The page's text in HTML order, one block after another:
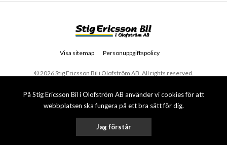
På Stig Ericsson Bil i Olofström AB använder vi cookies för att
webbplatsen ska fungera på ett bra sätt för dig.
Jag förstår
© 2026 Stig Ericsson Bil i Olofström AB. All rights reserved.
Visa sitemap Personuppgiftspolicy